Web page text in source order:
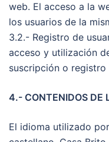
web. El acceso a la
los usuarios de la
3.2.- Registro de
acceso y utilización
suscripción o registro
4.- CONTENIDOS DE
El idioma utilizado